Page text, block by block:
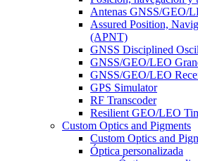
Antenas GNSS/GEO/
Assured Position,
(APNT)
GNSS Disciplined
GNSS/GEO/LEO
GNSS/GEO/LEO
GPS Simulator
RF Transcoder
Resilient GEO/LEO
Custom Optics and Pigments
Custom Optics and
Óptica personalizada